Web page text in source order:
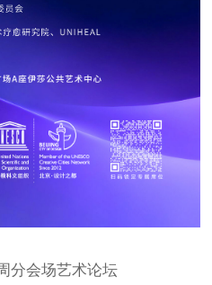
分会场艺术论坛